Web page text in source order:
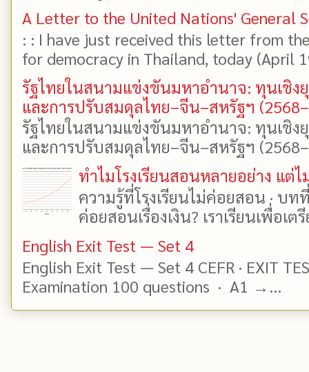
A Letter to the United Nations' General
: : I have just received this letter from
for democracy in Thailand, today (April
รัฐไทยในสนามแข่งขันมหาอำนาจ: ทุนเชิง
และการปรับสมดุลไทย–จีน–สหรัฐฯ
รัฐไทยในสนามแข่งขันมหาอำนาจ: ทุนเชิง
และการปรับสมดุลไทย–จีน–สหรัฐฯ
ทำไมโรงเรียนสอนหลายอย่าง แต่ไ
ความรู้ที่โรงเรียนไม่ค่อยสอน · บ
ค่อยสอนเรื่องเงิน? เราเรียนเพื่อเต
English Exit Test — Set 4
English Exit Test — Set 4 CEFR · EXIT
Examination 100 questions · A1 →...